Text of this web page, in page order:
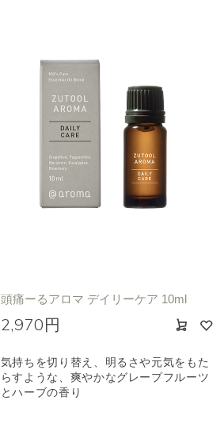
頭痛ーるアロマ デイリーケア 10ml
2,970円
気持ちを切り替え、明るさや元気をもた
らすような、爽やかなグレープフルーツ
とハーブの香り